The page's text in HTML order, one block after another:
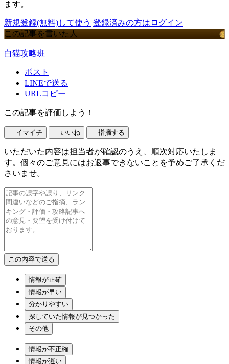
ます。
新規登録(無料)して使う 登録済みの方はログイン
この記事を書いた人
白猫攻略班
ポスト
LINEで送る
URLコピー
この記事を評価しよう！
イマイチ いいね 指摘する
いただいた内容は担当者が確認のうえ、順次対応いたしま
す。個々のご意見にはお返事できないことを予めご了承くだ
さいませ。
情報が正確
情報が早い
分かりやすい
探していた情報が見つかった
その他
情報が不正確
情報が遅い